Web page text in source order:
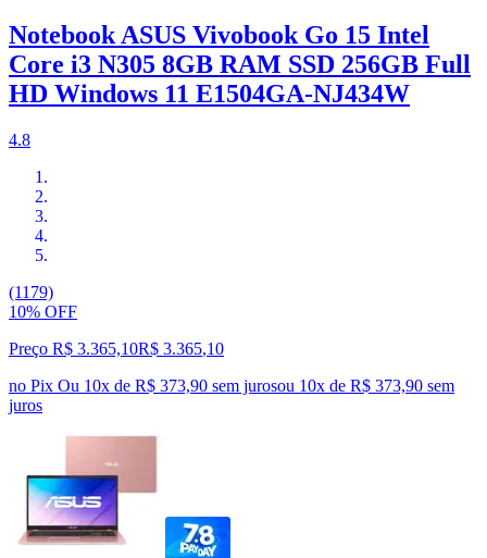
Notebook ASUS Vivobook Go 15 Intel
Core i3 N305 8GB RAM SSD 256GB Full
HD Windows 11 E1504GA-NJ434W
4.8
(1179)
10% OFF
Preço R$ 3.365,10R$ 3.365,10
no Pix Ou 10x de R$ 373,90 sem jurosou 10x de R$ 373,90 sem
juros